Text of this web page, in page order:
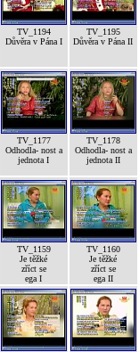
TV_1194
Důvěra v Pána I
TV_1195
Důvěra v Pána II
TV_1177
Odhodla- nost a
jednota I
TV_1178
Odhodla- nost a
jednota II
TV_1159
Je těžké
zříct se
ega I
TV_1160
Je těžké
zříct se
ega II